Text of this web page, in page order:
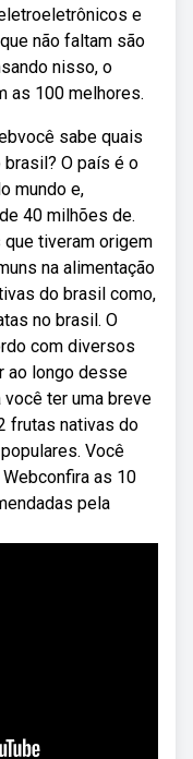
e
não faltam são
nisso, o
as 100 melhores.
sabe quais
O país é o
mundo e,
40 milhões de.
tiveram origem
na alimentação
do brasil como,
no brasil. O
com diversos
ao longo desse
ter uma breve
frutas nativas do
Você
as 10
pela